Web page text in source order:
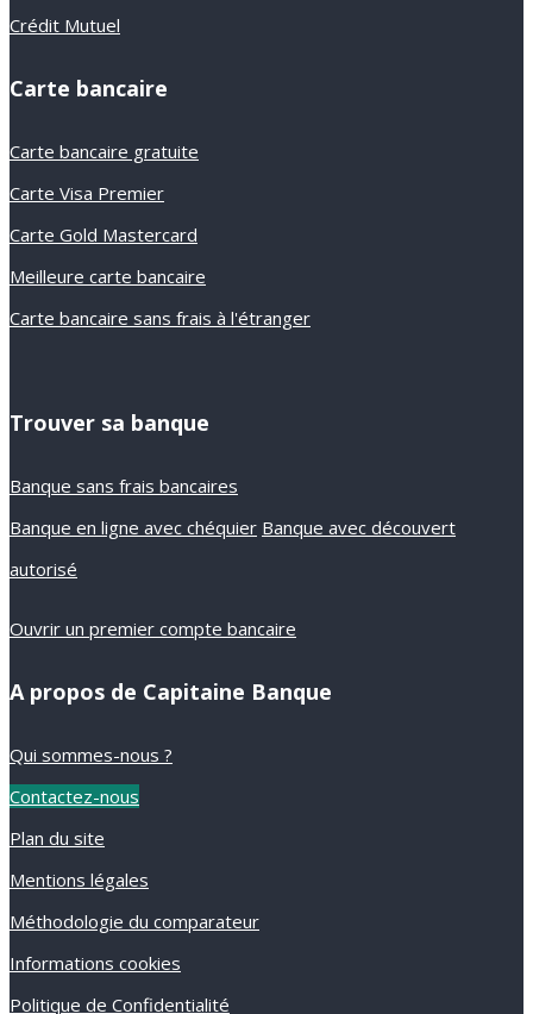
Crédit Mutuel
Carte bancaire
Carte bancaire gratuite
Carte Visa Premier
Carte Gold Mastercard
Meilleure carte bancaire
Carte bancaire sans frais à l'étranger
Trouver sa banque
Banque sans frais bancaires
Banque en ligne avec chéquier Banque avec découvert
autorisé
Ouvrir un premier compte bancaire
A propos de Capitaine Banque
Qui sommes-nous ?
Contactez-nous
Plan du site
Mentions légales
Méthodologie du comparateur
Informations cookies
Politique de Confidentialité